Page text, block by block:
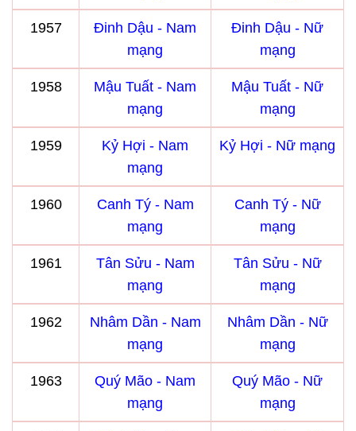
1957
Đinh Dậu - Nam
mạng
Đinh Dậu - Nữ
mạng
1958
Mậu Tuất - Nam
mạng
Mậu Tuất - Nữ
mạng
1959
Kỷ Hợi - Nam
mạng
Kỷ Hợi - Nữ mạng
1960
Canh Tý - Nam
mạng
Canh Tý - Nữ
mạng
1961
Tân Sửu - Nam
mạng
Tân Sửu - Nữ
mạng
1962
Nhâm Dần - Nam
mạng
Nhâm Dần - Nữ
mạng
1963
Quý Mão - Nam
mạng
Quý Mão - Nữ
mạng